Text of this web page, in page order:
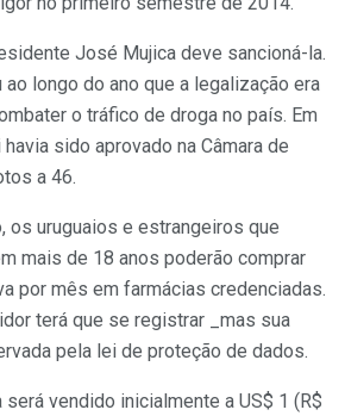
José Mujica deve sancioná-la.
ao longo do ano que a legalização era
o tráfico de droga no país. Em
sido aprovado na Câmara de
a 46.
os uruguaios e estrangeiros que
mais de 18 anos poderão comprar
por mês em farmácias credenciadas.
terá que se registrar _mas sua
pela lei de proteção de dados.
será vendido inicialmente a US$ 1 (R$